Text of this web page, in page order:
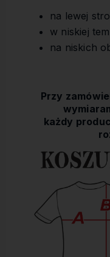
na lewej
w niskiej
na niskich
Przy
każdy